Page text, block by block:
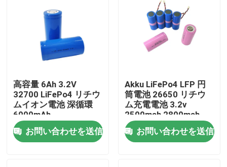
VRショー
企業情報
会社案内
品質管理
高容量 6Ah 3.2V
32700 LiFePo4 リチウ
ムイオン電池 深循環
6000mAh
お問い合わせを送信
Akku LiFePo4 LFP 円
筒電池 26650 リチウ
ム充電電池 3.2v
2500mah 2800mah
3400mah
お問い合わせを送信